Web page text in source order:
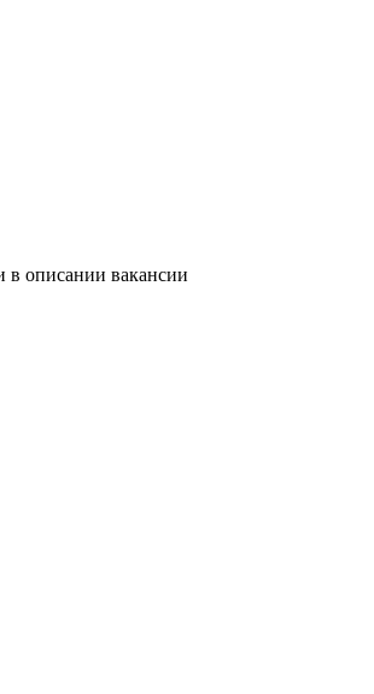
в описании вакансии